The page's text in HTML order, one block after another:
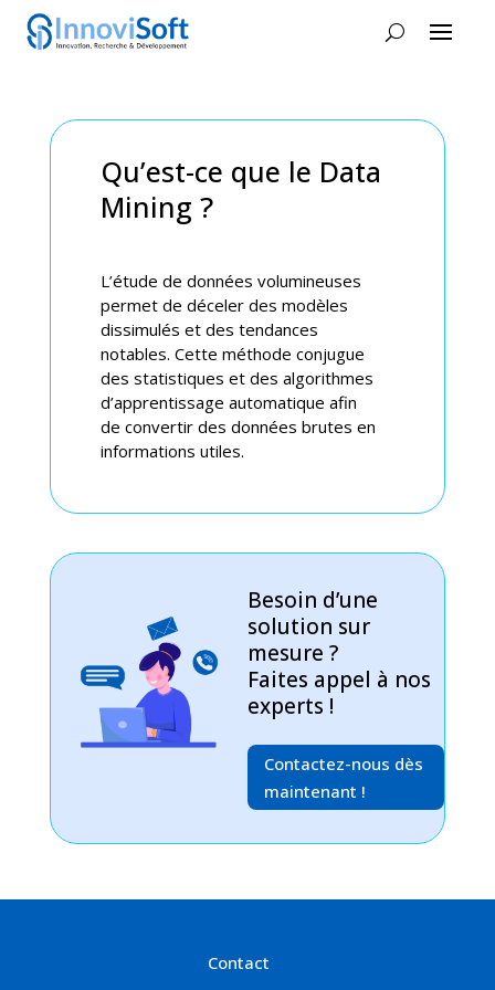
Qu’est-ce que le Data
Mining ?
L’étude de données volumineuses
permet de déceler des modèles
dissimulés et des tendances
notables. Cette méthode conjugue
des statistiques et des algorithmes
d’apprentissage automatique afin
de convertir des données brutes en
informations utiles.
Besoin d’une
solution sur
mesure ?
Faites appel à nos
experts !
Contactez-nous dès
maintenant !
Contact